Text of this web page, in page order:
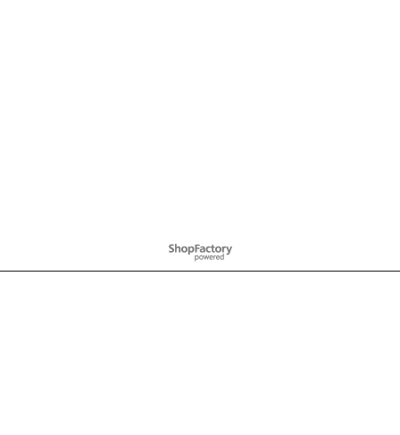
Webwinkel gemaakt met ShopFactory webwinkel software.